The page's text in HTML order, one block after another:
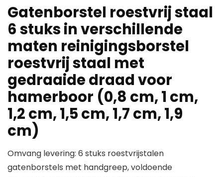
Gatenborstel roestvrij staal
6 stuks in verschillende
maten reinigingsborstel
roestvrij staal met
gedraaide draad voor
hamerboor (0,8 cm, 1 cm,
1,2 cm, 1,5 cm, 1,7 cm, 1,9
cm)
Omvang levering: 6 stuks roestvrijstalen
gatenborstels met handgreep, voldoende